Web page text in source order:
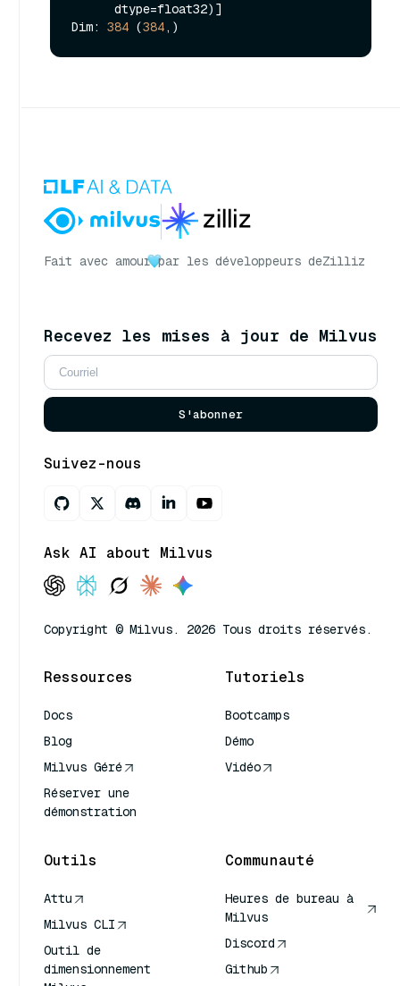
Dim: 384 (384
Fait avec amour par les développeurs deZilliz
Recevez les mises à jour de Milvus
S'abonner
Suivez-nous
Ask AI about Milvus
Copyright © Milvus. 2026 Tous droits réservés.
Ressources
Docs
Blog
Milvus Géré
Réserver une
démonstration
Tutoriels
Bootcamps
Démo
Vidéo
Outils
Attu
Milvus CLI
Outil de
dimensionnement
Communauté
Heures de bureau à
Milvus
Discord
Github